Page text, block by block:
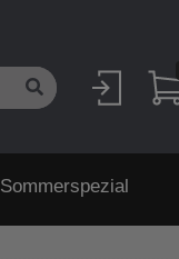
Sommerspezial